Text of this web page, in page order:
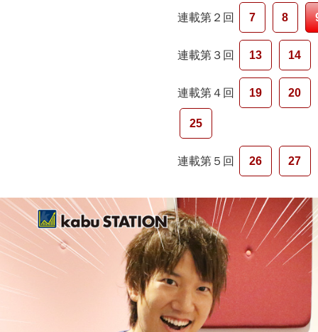
連載第２回 7 8
連載第３回 13 14
連載第４回 19 20
25
連載第５回 26 27